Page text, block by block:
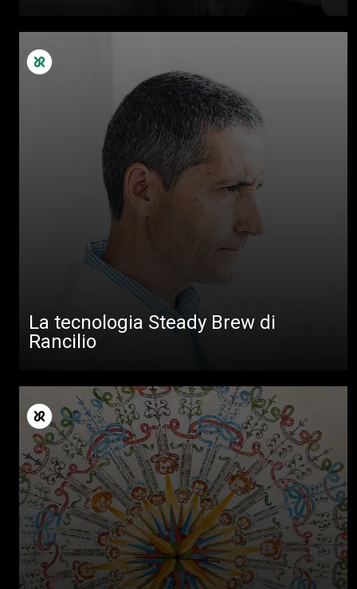
La tecnologia Steady Brew di
Rancilio
Altro